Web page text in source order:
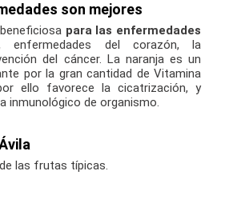
son mejores
para las enfermedades
enfermedades del corazón, la
del cáncer. La naranja es un
por la gran cantidad de Vitamina
ello favorece la cicatrización, y
inmunológico de organismo.
las frutas típicas.